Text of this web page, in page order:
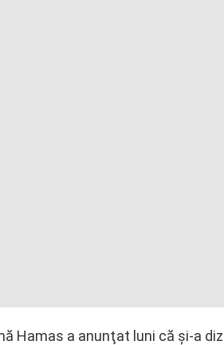
Hamas a anunţat luni că şi-a